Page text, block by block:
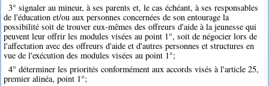
3° signaler au mineur, à ses parents et, le cas échéant, à ses responsables
de l'éducation et/ou aux personnes concernées de son entourage la
possibilité soit de trouver eux-mêmes des offreurs d'aide à la jeunesse qui
peuvent leur offrir les modules visées au point 1°, soit de négocier lors de
l'affectation avec des offreurs d'aide et d'autres personnes et structures en
vue de l'exécution des modules visées au point 1°;
4° déterminer les priorités conformément aux accords visés à l'article 25,
premier alinéa, point 1°;